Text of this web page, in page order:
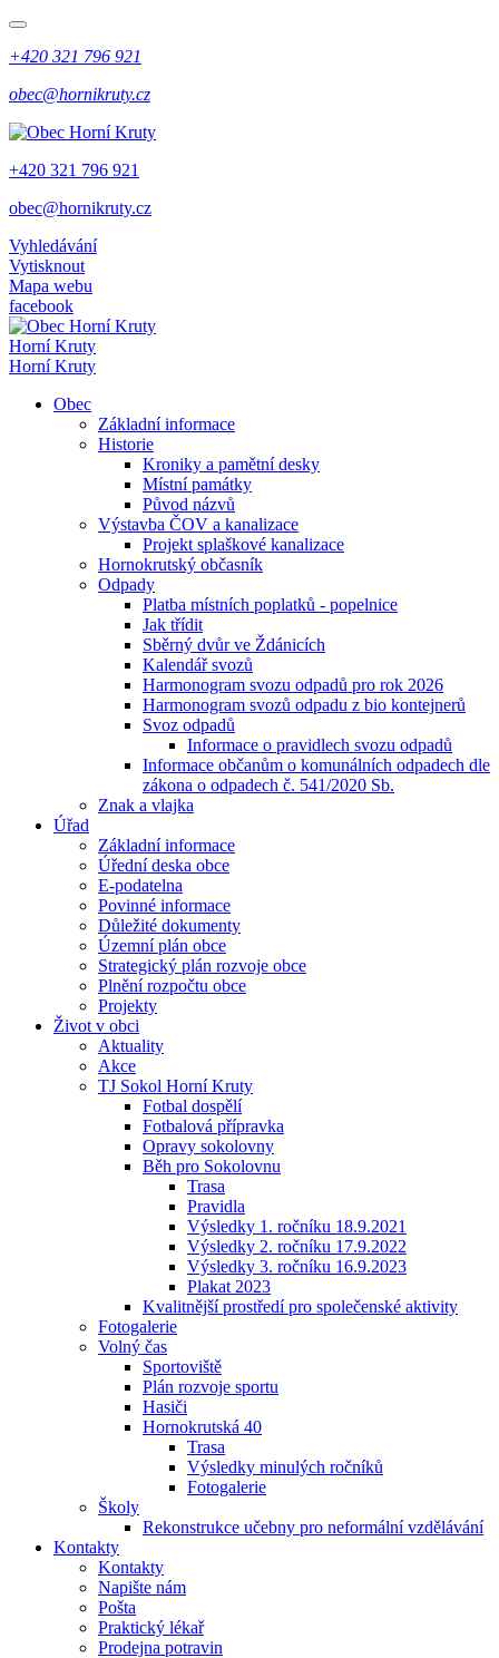
+420 321 796 921
obec@hornikruty.cz
+420 321 796 921
obec@hornikruty.cz
Vyhledávání
Vytisknout
Mapa webu
facebook
Horní Kruty
Horní Kruty
Obec
Základní informace
Historie
Kroniky a pamětní desky
Místní památky
Původ názvů
Výstavba ČOV a kanalizace
Projekt splaškové kanalizace
Hornokrutský občasník
Odpady
Platba místních poplatků - popelnice
Jak třídit
Sběrný dvůr ve Ždánicích
Kalendář svozů
Harmonogram svozu odpadů pro rok 2026
Harmonogram svozů odpadu z bio kontejnerů
Svoz odpadů
Informace o pravidlech svozu odpadů
Informace občanům o komunálních odpadech dle
zákona o odpadech č. 541/2020 Sb.
Znak a vlajka
Úřad
Základní informace
Úřední deska obce
E-podatelna
Povinné informace
Důležité dokumenty
Územní plán obce
Strategický plán rozvoje obce
Plnění rozpočtu obce
Projekty
Život v obci
Aktuality
Akce
TJ Sokol Horní Kruty
Fotbal dospělí
Fotbalová přípravka
Opravy sokolovny
Běh pro Sokolovnu
Trasa
Pravidla
Výsledky 1. ročníku 18.9.2021
Výsledky 2. ročníku 17.9.2022
Výsledky 3. ročníku 16.9.2023
Plakat 2023
Kvalitnější prostředí pro společenské aktivity
Fotogalerie
Volný čas
Sportoviště
Plán rozvoje sportu
Hasiči
Hornokrutská 40
Trasa
Výsledky minulých ročníků
Fotogalerie
Školy
Rekonstrukce učebny pro neformální vzdělávání
Kontakty
Kontakty
Napište nám
Pošta
Praktický lékař
Prodejna potravin